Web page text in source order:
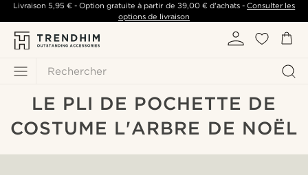
Rechercher
Livraison 5,95 €- Option gratuite à partir de 39,00 €d'achats -Consulter les
options de livraison
LE PLI DE POCHETTE DE
COSTUME L'ARBRE DE NOËL